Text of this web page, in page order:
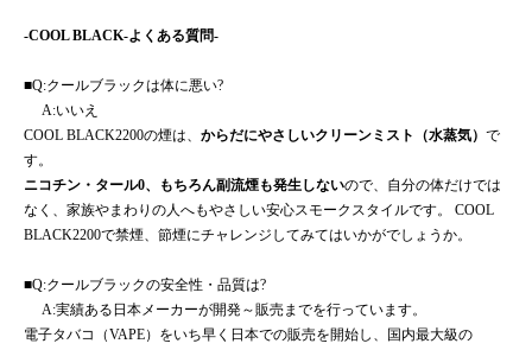
-COOL BLACK-よくある質問-
■Q:クールブラックは体に悪い?
A:いいえ
COOL BLACK2200の煙は、 からだにやさしいクリーンミスト（水蒸気） で
す。
ニコチン・タール0、もちろん副流煙も発生しないので、自分の体だけでは
なく、家族やまわりの人へもやさしい安心スモークスタイルです。 COOL
BLACK2200で禁煙、節煙にチャレンジしてみてはいかがでしょうか。
■Q:クールブラックの安全性・品質は?
A:実績ある日本メーカーが開発～販売までを行っています。
電子タバコ（VAPE）をいち早く日本での販売を開始し、国内最大級の